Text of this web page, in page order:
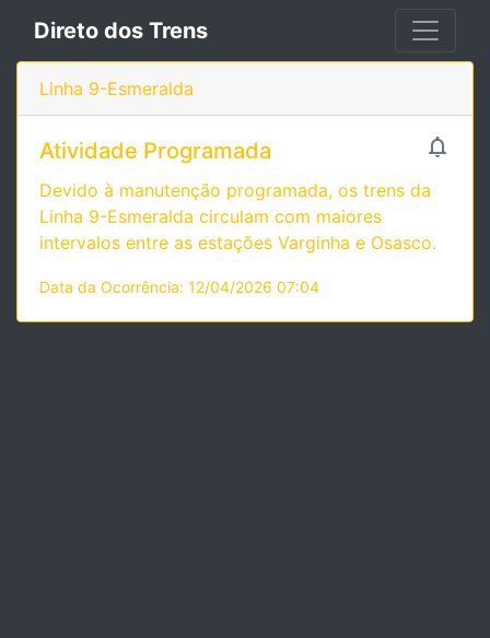
Direto dos Trens
Linha 9-Esmeralda

Atividade Programada
Devido à manutenção programada, os trens da
Linha 9-Esmeralda circulam com maiores
intervalos entre as estações Varginha e Osasco.
Data da Ocorrência: 12/04/2026 07:04